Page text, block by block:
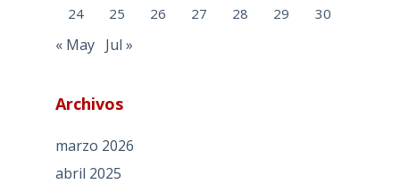
24 25 26 27 28 29 30
« May Jul »
Archivos
marzo 2026
abril 2025